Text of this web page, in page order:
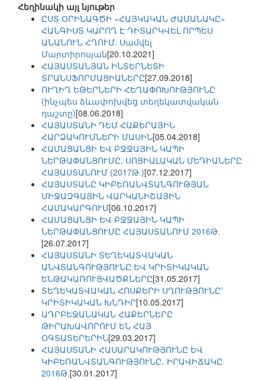
Հեղինակի այլ նյութեր
ԸՍՏ ՕՐԻՆԱԳԾԻ «ՀԱՅԿԱԿԱՆ ԺԱՄԱՆԱԿԸ»
ՀԱՆԳԻՍՏ ԿԱՐՈՂ Է ԴԻՏԱՐԿՎԵԼ ՈՐՊԵՍ
ԱՆԱՆՈՒՆ ՀՂՈՒՄ. Սամվել
Մարտիրոսյան[20.10.2021]
ՀԱՅԱՍՏԱՆՅԱՆ ԻՆՏԵՐՆԵՏԻ
ՏՐԱՆՍՖՈՐՄԱՑԻԱՆԵՐԸ[27.09.2018]
ՈՒՂԻՂ ԵԹԵՐՆԵՐԻ ՀԵՂԱՓՈԽՈՒԹՅՈՒՆԸ
(ինչպես ձևափոխվեց տեղեկատվական
դաշտը)[08.06.2018]
ՀԱՅԱՍՏԱՆԻ ԴԵՄ ՀԱՔԵՐԱՅԻՆ
ՀԱՐՁԱԿՈՒՄՆԵՐԻ ՄԱՍԻՆ[05.04.2018]
ՀԱՄԱՑԱՆՑԻ ԵՎ ԲՋՋԱՅԻՆ ԿԱՊԻ
ՆԵՐԹԱՓԱՆՑՈՒՄԸ, ՍՈՑԻԱԼԱԿԱՆ ՄԵԴԻԱՆԵՐԸ
ՀԱՅԱՍՏԱՆՈՒՄ (2017Թ.)[07.12.2017]
ՀԱՅԱՍՏԱՆԸ ԿԻԲԵՌԱՆՎՏԱՆԳՈՒԹՅԱՆ
ՄԻՋԱԶԳԱՅԻՆ ՎԱՐԿԱՆԻՇԱՅԻՆ
ՀԱՄԱԿԱՐԳՈՒՄ[06.10.2017]
ՀԱՄԱՑԱՆՑԻ ԵՎ ԲՋՋԱՅԻՆ ԿԱՊԻ
ՆԵՐԹԱՓԱՆՑՈՒՄԸ ՀԱՅԱՍՏԱՆՈՒՄ 2016Թ.
[26.07.2017]
ՀԱՅԱՍՏԱՆԻ ՏԵՂԵԿԱՏՎԱԿԱՆ
ԱՆՎՏԱՆԳՈՒԹՅՈՒՆԸ ԵՎ ԿՐԻՏԻԿԱԿԱՆ
ԵՆԹԱԿԱՌՈՒՑՎԱԾՔՆԵՐԸ[31.05.2017]
ՏԵՂԵԿԱՏՎԱԿԱՆ ՀՈՍՔԵՐԻ ՍՂՈՒԹՅՈՒՆԸ՝
ԿՐԻՏԻԿԱԿԱՆ ԽՆԴԻՐ[10.05.2017]
ԱԴՐԲԵՋԱՆԱԿԱՆ ՀԱՔԵՐՆԵՐԸ
ԹԻՐԱԽԱՎՈՐՈՒՄ ԵՆ ՀԱՅ
ՕԳՏԱՏԵՐԵՐԻՆ[29.03.2017]
ՀԱՅԱՍՏԱՆԻ ՀԱՍԱՐԱԿՈՒԹՅՈՒՆԸ ԵՎ
ԿԻԲԵՌԱՆՎՏԱՆԳՈՒԹՅՈՒՆԸ․ ԻՐԱՎԻՃԱԿԸ
2016Թ.[30.01.2017]